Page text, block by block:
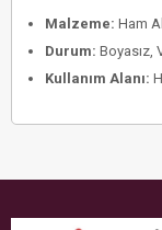
Malzeme: Ham
Durum: Boyasız,
Kullanım Alanı: